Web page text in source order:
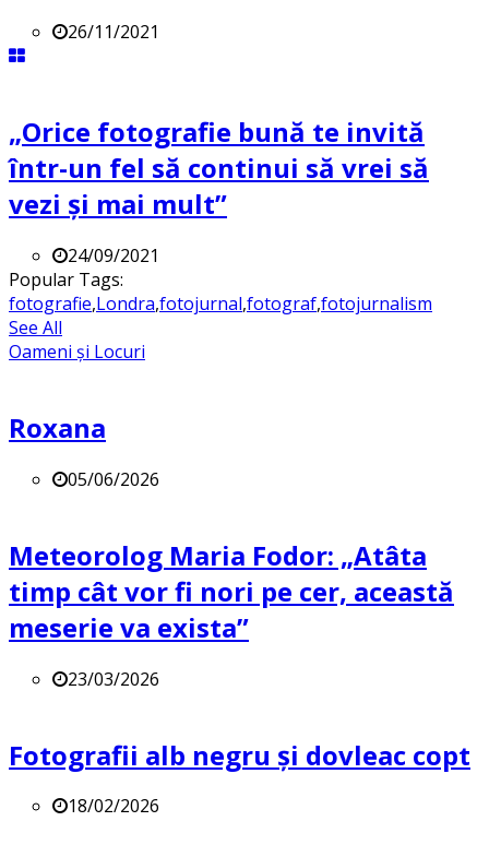
26/11/2021
„Orice fotografie bună te invită
într-un fel să continui să vrei să
vezi și mai mult”
24/09/2021
Popular Tags:
fotografie,Londra,fotojurnal,fotograf,fotojurnalism
See All
Oameni și Locuri
Roxana
05/06/2026
Meteorolog Maria Fodor: „Atâta
timp cât vor fi nori pe cer, această
meserie va exista”
23/03/2026
Fotografii alb negru și dovleac copt
18/02/2026